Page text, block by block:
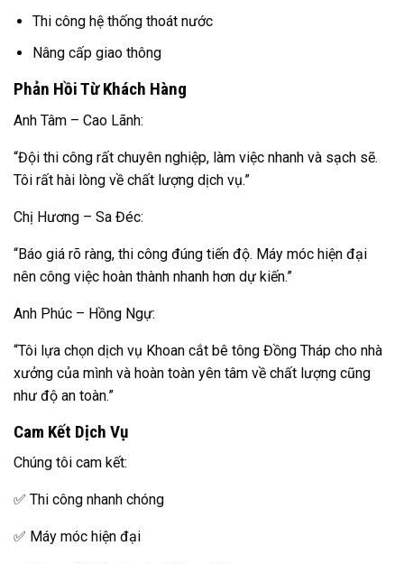
Thi công hệ thống thoát nước
Nâng cấp giao thông
Phản Hồi Từ Khách Hàng
Anh Tâm – Cao Lãnh:
“Đội thi công rất chuyên nghiệp, làm việc nhanh và sạch sẽ.
Tôi rất hài lòng về chất lượng dịch vụ.”
Chị Hương – Sa Đéc:
“Báo giá rõ ràng, thi công đúng tiến độ. Máy móc hiện đại
nên công việc hoàn thành nhanh hơn dự kiến.”
Anh Phúc – Hồng Ngự:
“Tôi lựa chọn dịch vụ Khoan cắt bê tông Đồng Tháp cho nhà
xưởng của mình và hoàn toàn yên tâm về chất lượng cũng
như độ an toàn.”
Cam Kết Dịch Vụ
Chúng tôi cam kết:
✅ Thi công nhanh chóng
✅ Máy móc hiện đại